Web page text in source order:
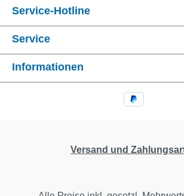
Service-Hotline
Service
Informationen
Versand und